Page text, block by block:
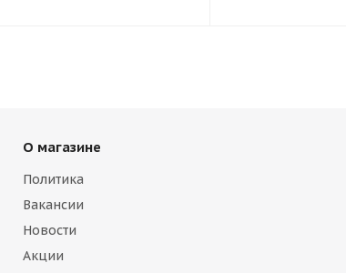
О магазине
Политика
Вакансии
Новости
Акции